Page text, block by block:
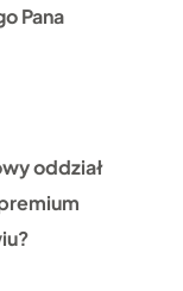
Pana
oddział